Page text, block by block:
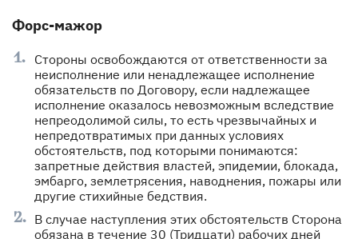
Форс-мажор
Стороны освобождаются от ответственности за
неисполнение или ненадлежащее исполнение
обязательств по Договору, если надлежащее
исполнение оказалось невозможным вследствие
непреодолимой силы, то есть чрезвычайных и
непредотвратимых при данных условиях
обстоятельств, под которыми понимаются:
запретные действия властей, эпидемии, блокада,
эмбарго, землетрясения, наводнения, пожары или
другие стихийные бедствия.
В случае наступления этих обстоятельств Сторона
обязана в течение 30 (Тридцати) рабочих дней